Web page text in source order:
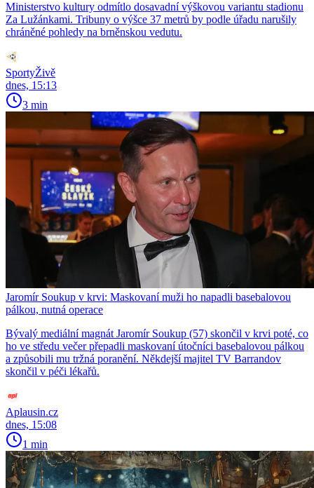
Ministerstvo kultury odmítlo dosavadní výškovou variantu stadionu
Za Lužánkami. Tribuny o výšce 37 metrů by podle úřadu narušily
chráněné pohledy na brněnskou vedutu.
SportyŽivě
dnes, 15:13
3 min
Jaromír Soukup v krvi: Maskovaní muži ho napadli basebalovou
pálkou, nutná operace
Bývalý mediální magnát Jaromír Soukup (57) skončil v krvi poté, co
ho ve středu večer přepadli maskovaní útočníci basebalovou pálkou
a způsobili mu tržná poranění. Někdejší majitel TV Barrandov
skončil v péči lékařů.
Aplausin.cz
dnes, 15:08
1 min